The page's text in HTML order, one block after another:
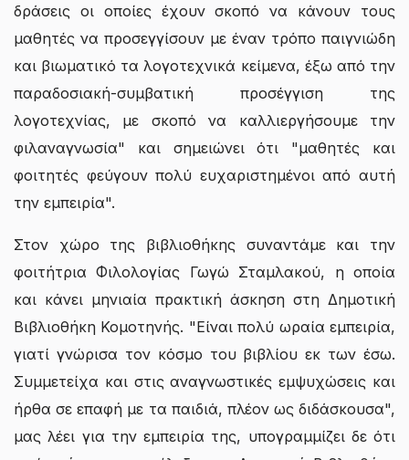
δράσεις οι οποίες έχουν σκοπό να κάνουν τους
μαθητές να προσεγγίσουν με έναν τρόπο παιγνιώδη
και βιωματικό τα λογοτεχνικά κείμενα, έξω από την
παραδοσιακή-συμβατική προσέγγιση της
λογοτεχνίας, με σκοπό να καλλιεργήσουμε την
φιλαναγνωσία" και σημειώνει ότι "μαθητές και
φοιτητές φεύγουν πολύ ευχαριστημένοι από αυτή
την εμπειρία".
Στον χώρο της βιβλιοθήκης συναντάμε και την
φοιτήτρια Φιλολογίας Γωγώ Σταμλακού, η οποία
και κάνει μηνιαία πρακτική άσκηση στη Δημοτική
Βιβλιοθήκη Κομοτηνής. "Είναι πολύ ωραία εμπειρία,
γιατί γνώρισα τον κόσμο του βιβλίου εκ των έσω.
Συμμετείχα και στις αναγνωστικές εμψυχώσεις και
ήρθα σε επαφή με τα παιδιά, πλέον ως διδάσκουσα",
μας λέει για την εμπειρία της, υπογραμμίζει δε ότι